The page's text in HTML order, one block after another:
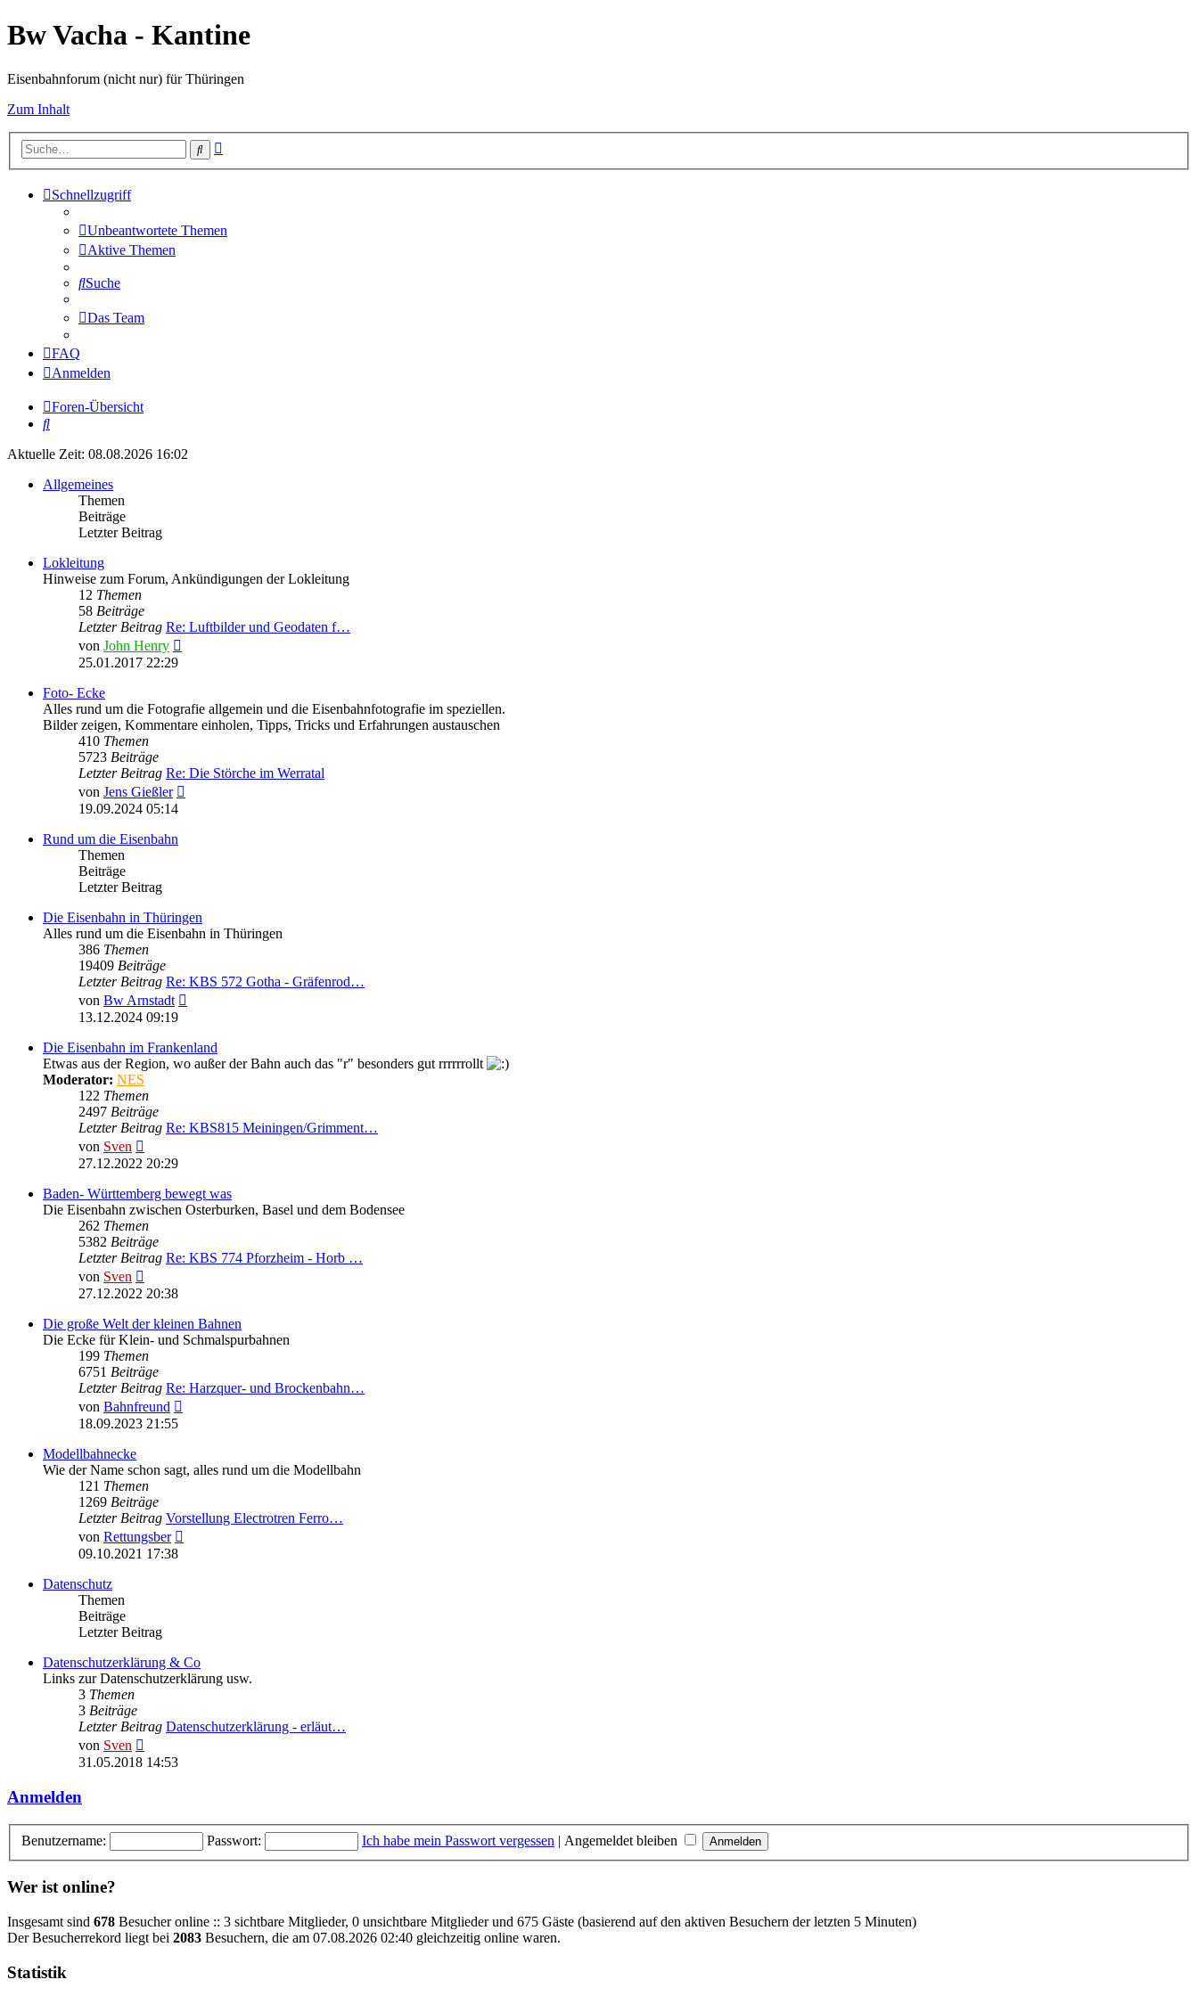
Bw Vacha - Kantine
Eisenbahnforum (nicht nur) für Thüringen
Zum Inhalt
Suche
Schnellzugriff
Unbeantwortete Themen
Aktive Themen
Suche
Das Team
FAQ
Anmelden
Foren-Übersicht
Suche
Aktuelle Zeit: 08.08.2026 16:02
Allgemeines
Themen
Beiträge
Letzter Beitrag
Lokleitung
Hinweise zum Forum, Ankündigungen der Lokleitung
12 Themen
58 Beiträge
Letzter Beitrag Re: Luftbilder und Geodaten f…
von John Henry
25.01.2017 22:29
Foto- Ecke
Alles rund um die Fotografie allgemein und die Eisenbahnfotografie im speziellen.
Bilder zeigen, Kommentare einholen, Tipps, Tricks und Erfahrungen austauschen
410 Themen
5723 Beiträge
Letzter Beitrag Re: Die Störche im Werratal
von Jens Gießler
19.09.2024 05:14
Rund um die Eisenbahn
Themen
Beiträge
Letzter Beitrag
Die Eisenbahn in Thüringen
Alles rund um die Eisenbahn in Thüringen
386 Themen
19409 Beiträge
Letzter Beitrag Re: KBS 572 Gotha - Gräfenrod…
von Bw Arnstadt
13.12.2024 09:19
Die Eisenbahn im Frankenland
Etwas aus der Region, wo außer der Bahn auch das "r" besonders gut rrrrrrollt
Moderator: NES
122 Themen
2497 Beiträge
Letzter Beitrag Re: KBS815 Meiningen/Grimment…
von Sven
Beitrag
27.12.2022 20:29
Baden- Württemberg bewegt was
Die Eisenbahn zwischen Osterburken, Basel und dem Bodensee
262 Themen
5382 Beiträge
Letzter Beitrag Re: KBS 774 Pforzheim - Horb …
von Sven
Beitrag
27.12.2022 20:38
Die große Welt der kleinen Bahnen
Die Ecke für Klein- und Schmalspurbahnen
199 Themen
6751 Beiträge
Letzter Beitrag Re: Harzquer- und Brockenbahn…
von Bahnfreund
18.09.2023 21:55
Modellbahnecke
Wie der Name schon sagt, alles rund um die Modellbahn
121 Themen
1269 Beiträge
Letzter Beitrag Vorstellung Electrotren Ferro…
von Rettungsber
09.10.2021 17:38
Datenschutz
Themen
Beiträge
Letzter Beitrag
Datenschutzerklärung & Co
Links zur Datenschutzerklärung usw.
3 Themen
3 Beiträge
Letzter Beitrag Datenschutzerklärung - erläut…
von Sven
Beitrag
31.05.2018 14:53
Anmelden
Benutzername: Passwort: Ich habe mein Passwort vergessen | Angemeldet bleiben
Wer ist online?
Insgesamt sind 678 Besucher online :: 3 sichtbare Mitglieder, 0 unsichtbare Mitglieder und 675 Gäste (basierend auf den aktiven Besuchern der letzten 5 Minuten)
Der Besucherrekord liegt bei 2083 Besuchern, die am 07.08.2026 02:40 gleichzeitig online waren.
Statistik